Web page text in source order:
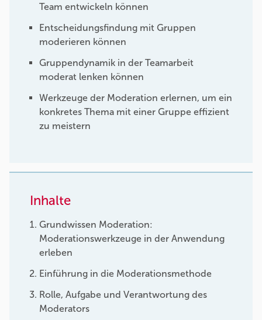
Team entwickeln können
Entscheidungsfindung mit Gruppen
moderieren können
Gruppendynamik in der Teamarbeit
moderat lenken können
Werkzeuge der Moderation erlernen, um ein
konkretes Thema mit einer Gruppe effizient
zu meistern
Inhalte
Grundwissen Moderation:
Moderationswerkzeuge in der Anwendung
erleben
Einführung in die Moderationsmethode
Rolle, Aufgabe und Verantwortung des
Moderators